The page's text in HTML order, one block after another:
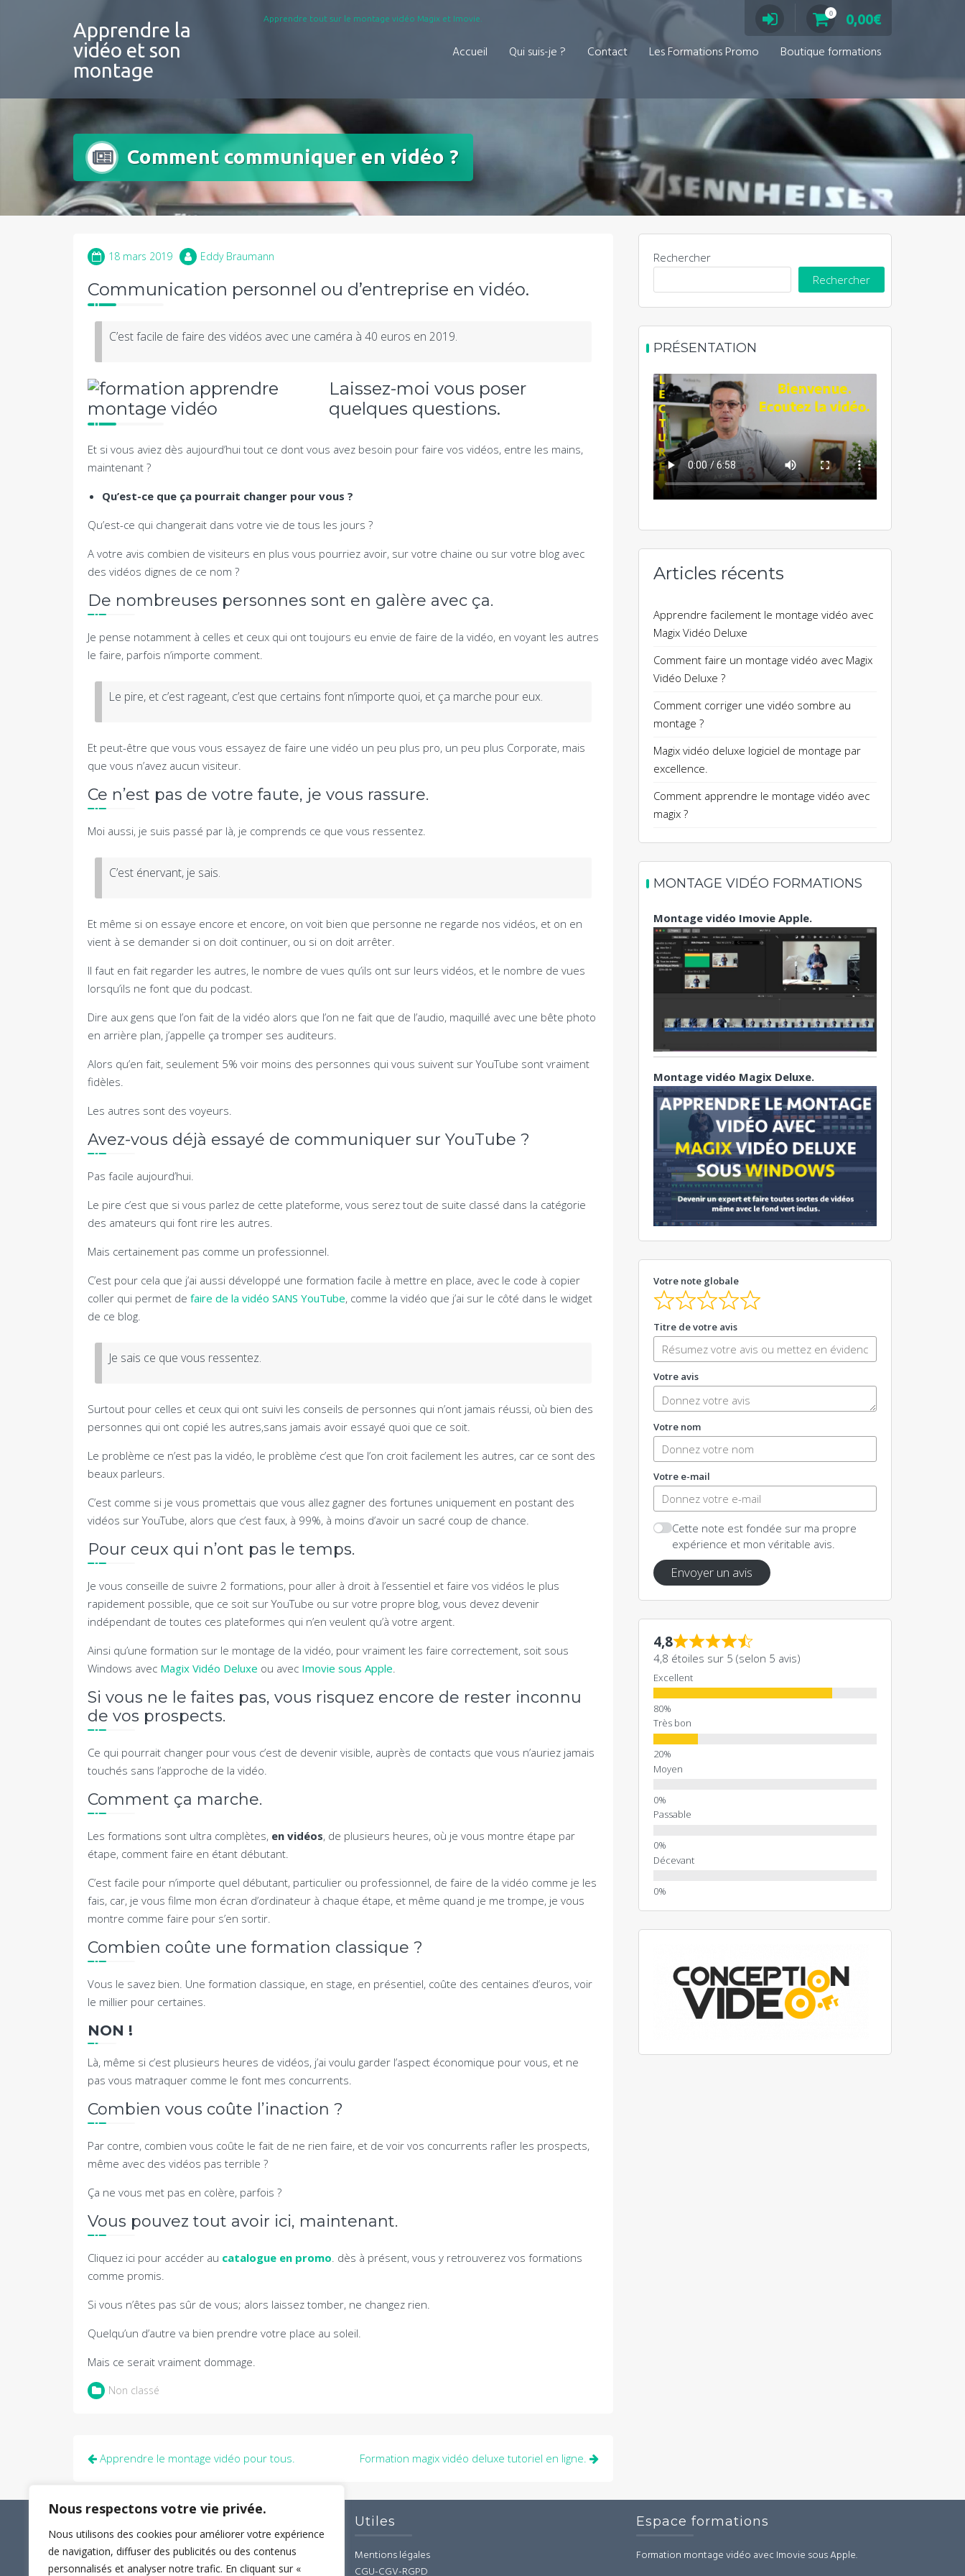
Nous respectons votre vie privée.
Nous utilisons des cookies pour améliorer votre expérience
de navigation, diffuser des publicités ou des contenus
personnalisés et analyser notre trafic. En cliquant sur «
Apprendre la
vidéo et son
montage
Apprendre tout sur le montage vidéo Magix et Imovie.
0 0,00€
Accueil Qui suis-je ? Contact Les Formations Promo Boutique formations
Comment communiquer en vidéo ?
18 mars 2019 Eddy Braumann
Communication personnel ou d’entreprise en vidéo.
C’est facile de faire des vidéos avec une caméra à 40 euros en 2019.
Laissez-moi vous poser
quelques questions.
Et si vous aviez dès aujourd’hui tout ce dont vous avez besoin pour faire vos vidéos, entre les mains,
maintenant ?
Qu’est-ce que ça pourrait changer pour vous ?
Qu’est-ce qui changerait dans votre vie de tous les jours ?
A votre avis combien de visiteurs en plus vous pourriez avoir, sur votre chaine ou sur votre blog avec
des vidéos dignes de ce nom ?
De nombreuses personnes sont en galère avec ça.
Je pense notamment à celles et ceux qui ont toujours eu envie de faire de la vidéo, en voyant les autres
le faire, parfois n’importe comment.
Le pire, et c’est rageant, c’est que certains font n’importe quoi, et ça marche pour eux.
Et peut-être que vous vous essayez de faire une vidéo un peu plus pro, un peu plus Corporate, mais
que vous n’avez aucun visiteur.
Ce n’est pas de votre faute, je vous rassure.
Moi aussi, je suis passé par là, je comprends ce que vous ressentez.
C’est énervant, je sais.
Et même si on essaye encore et encore, on voit bien que personne ne regarde nos vidéos, et on en
vient à se demander si on doit continuer, ou si on doit arrêter.
Il faut en fait regarder les autres, le nombre de vues qu’ils ont sur leurs vidéos, et le nombre de vues
lorsqu’ils ne font que du podcast.
Dire aux gens que l’on fait de la vidéo alors que l’on ne fait que de l’audio, maquillé avec une bête photo
en arrière plan, j’appelle ça tromper ses auditeurs.
Alors qu’en fait, seulement 5% voir moins des personnes qui vous suivent sur YouTube sont vraiment
fidèles.
Les autres sont des voyeurs.
Avez-vous déjà essayé de communiquer sur YouTube ?
Pas facile aujourd’hui.
Le pire c’est que si vous parlez de cette plateforme, vous serez tout de suite classé dans la catégorie
des amateurs qui font rire les autres.
Mais certainement pas comme un professionnel.
C’est pour cela que j’ai aussi développé une formation facile à mettre en place, avec le code à copier
coller qui permet de faire de la vidéo SANS YouTube, comme la vidéo que j’ai sur le côté dans le widget
de ce blog.
Je sais ce que vous ressentez.
Surtout pour celles et ceux qui ont suivi les conseils de personnes qui n’ont jamais réussi, où bien des
personnes qui ont copié les autres,sans jamais avoir essayé quoi que ce soit.
Le problème ce n’est pas la vidéo, le problème c’est que l’on croit facilement les autres, car ce sont des
beaux parleurs.
C’est comme si je vous promettais que vous allez gagner des fortunes uniquement en postant des
vidéos sur YouTube, alors que c’est faux, à 99%, à moins d’avoir un sacré coup de chance.
Pour ceux qui n’ont pas le temps.
Je vous conseille de suivre 2 formations, pour aller à droit à l’essentiel et faire vos vidéos le plus
rapidement possible, que ce soit sur YouTube ou sur votre propre blog, vous devez devenir
indépendant de toutes ces plateformes qui n’en veulent qu’à votre argent.
Ainsi qu’une formation sur le montage de la vidéo, pour vraiment les faire correctement, soit sous
Windows avec Magix Vidéo Deluxe ou avec Imovie sous Apple.
Si vous ne le faites pas, vous risquez encore de rester inconnu
de vos prospects.
Ce qui pourrait changer pour vous c’est de devenir visible, auprès de contacts que vous n’auriez jamais
touchés sans l’approche de la vidéo.
Comment ça marche.
Les formations sont ultra complètes, en vidéos, de plusieurs heures, où je vous montre étape par
étape, comment faire en étant débutant.
C’est facile pour n’importe quel débutant, particulier ou professionnel, de faire de la vidéo comme je les
fais, car, je vous filme mon écran d’ordinateur à chaque étape, et même quand je me trompe, je vous
montre comme faire pour s’en sortir.
Combien coûte une formation classique ?
Vous le savez bien. Une formation classique, en stage, en présentiel, coûte des centaines d’euros, voir
le millier pour certaines.
NON !
Là, même si c’est plusieurs heures de vidéos, j’ai voulu garder l’aspect économique pour vous, et ne
pas vous matraquer comme le font mes concurrents.
Combien vous coûte l’inaction ?
Par contre, combien vous coûte le fait de ne rien faire, et de voir vos concurrents rafler les prospects,
même avec des vidéos pas terrible ?
Ça ne vous met pas en colère, parfois ?
Vous pouvez tout avoir ici, maintenant.
Cliquez ici pour accéder au catalogue en promo. dès à présent, vous y retrouverez vos formations
comme promis.
Si vous n’êtes pas sûr de vous; alors laissez tomber, ne changez rien.
Quelqu’un d’autre va bien prendre votre place au soleil.
Mais ce serait vraiment dommage.
Non classé
Navigation
Apprendre le montage vidéo pour tous. Formation magix vidéo deluxe tutoriel en ligne.
Rechercher
Rechercher
PRÉSENTATION
Articles récents
Apprendre facilement le montage vidéo avec
Magix Vidéo Deluxe
Comment faire un montage vidéo avec Magix
Vidéo Deluxe ?
Comment corriger une vidéo sombre au
montage ?
Magix vidéo deluxe logiciel de montage par
excellence.
Comment apprendre le montage vidéo avec
magix ?
MONTAGE VIDÉO FORMATIONS
Montage vidéo Imovie Apple.
Montage vidéo Magix Deluxe.
Votre note globale
Titre de votre avis
Votre avis
Votre nom
Votre e-mail
Cette note est fondée sur ma propre
expérience et mon véritable avis.
Envoyer un avis
4,8
4,8 étoiles sur 5 (selon 5 avis)
Excellent
Très bon
Moyen
Passable
Décevant
Utiles
Mentions légales
CGU-CGV-RGPD
Espace formations
Formation montage vidéo avec Imovie sous Apple.